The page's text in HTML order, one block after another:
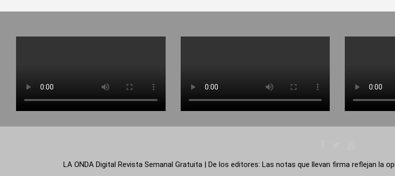
LA ONDA Digital Revista Semanal Gratuita | De los editores: Las notas que llevan firma reflejan la